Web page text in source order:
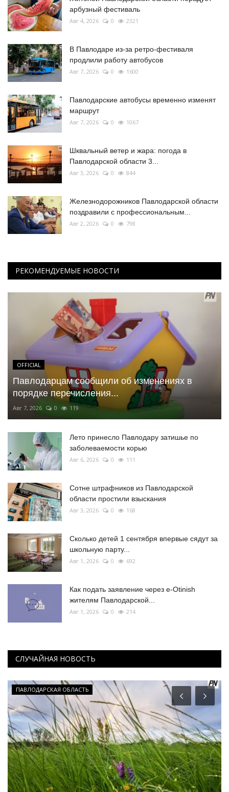
арбузный фестиваль
Авг 4, 2026 0 2321
В Павлодаре из-за ретро-фестиваля
продлили работу автобусов
Авг 7, 2026 0 1600
Павлодарские автобусы временно изменят
маршрут
Авг 7, 2026 0 1067
Шквальный ветер и жара: погода в
Павлодарской области 3...
Авг 3, 2026 0 844
Железнодорожников Павлодарской области
поздравили с профессиональным...
Авг 2, 2026 0 798
РЕКОМЕНДУЕМЫЕ НОВОСТИ
OFFICIAL
Павлодарцам сообщили об изменениях в
порядке перечисления...
Авг 7, 2026 0 119
Лето принесло Павлодару затишье по
заболеваемости корью
Авг 6, 2026 0 111
Сотне штрафников из Павлодарской
области простили взыскания
Авг 3, 2026 0 168
Сколько детей 1 сентября впервые сядут за
школьную парту...
Авг 1, 2026 0 692
Как подать заявление через e-Otinish
жителям Павлодарской...
Авг 1, 2026 0 214
СЛУЧАЙНАЯ НОВОСТЬ
ПАВЛОДАРСКАЯ ОБЛАСТЬ